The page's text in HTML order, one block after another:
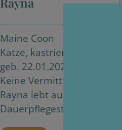
Maine Coon
Katze, kastriert
geb. 22.01.2023
Keine Vermittlung!
Rayna lebt auf einer
Dauerpflegestelle.